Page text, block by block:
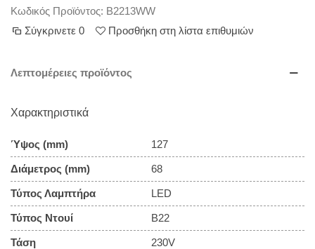
Κωδικός Προϊόντος: B2213WW
Σύγκρινετε 0 Προσθήκη στη λίστα επιθυμιών
Λεπτομέρειες προϊόντος
Χαρακτηριστικά
Ύψος (mm) 127
Διάμετρος (mm) 68
Τύπος Λαμπτήρα LED
Τύπος Ντουί B22
Τάση 230V